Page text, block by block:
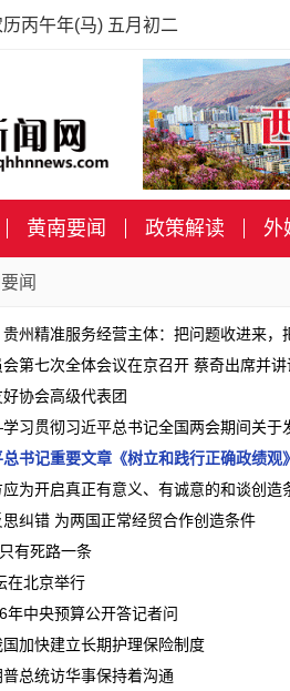
丙午年(马) 五月初二
黄南要闻 政策解读 外
闻
州精准服务经营主体：把问题收进来，
第七次全体会议在京召开 蔡奇出席并讲
协会高级代表团
习贯彻习近平总书记全国两会期间关于
总书记重要文章《树立和践行正确政绩观
为开启真正有意义、有诚意的和谈创造
纠错 为两国正常经贸合作创造条件
有死路一条
在北京举行
年中央预算公开答记者问
加快建立长期护理保险制度
总统访华事保持着沟通